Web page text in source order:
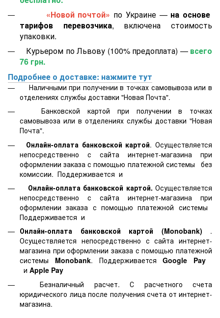
«Новой почтой» по Украине — на основе
тарифов перевозчика, включена стоимость
упаковки.
Курьером по Львову (100% предоплата) — всего
76 грн.
Подробнее о доставке: нажмите тут
Наличными при получении в точках самовывоза или в
отделениях службы доставки "Новая Почта".
Банковской картой при получении в точках
самовывоза или в отделениях службы доставки "Новая
Почта".
Онлайн-оплата банковской картой. Осуществляется
непосредственно с сайта интернет-магазина при
оформлении заказа с помощью платежной системы
без
комиссии. Поддерживается и
Онлайн-оплата банковской картой. Осуществляется
непосредственно с сайта интернет-магазина при
оформлении заказа с помощью платежной системы
Поддерживается и
Онлайн-оплата банковской картой
(Monobank) .
Осуществляется непосредственно с сайта интернет-
магазина при оформлении заказа с помощью платежной
системы Monobank. ПоддерживаетсяGoogle Pay
и Apple Pay
Безналичный расчет. С расчетного счета
юридического лица после получения счета от интернет-
магазина.